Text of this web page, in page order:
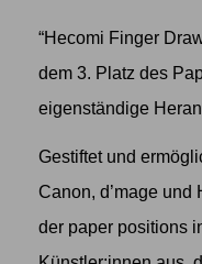
“Hecomi Finger
dem 3. Platz des
eigenständige
Gestiftet und
Canon, d’mage
der paper positions